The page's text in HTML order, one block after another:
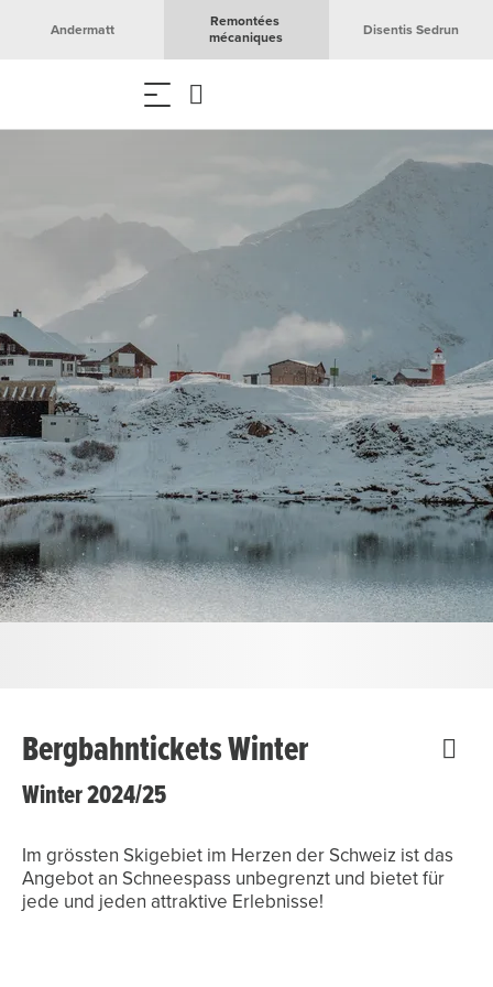
Andermatt
Remontées
mécaniques
Disentis Sedrun
Bergbahntickets Winter
Winter 2024/25
Im grössten Skigebiet im Herzen der Schweiz ist das
Angebot an Schneespass unbegrenzt und bietet für
jede und jeden attraktive Erlebnisse!